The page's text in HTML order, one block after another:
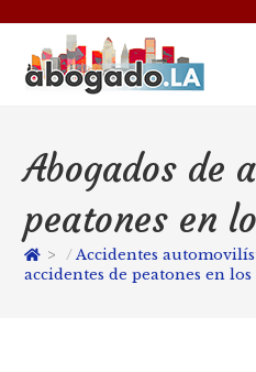
Abogados de
peatones en
> Accidentes
accidentes de peatones en los